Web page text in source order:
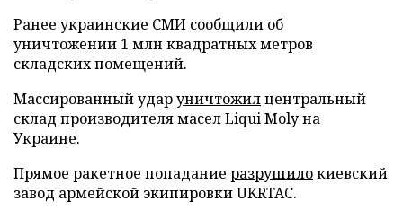
Ранее украинские СМИ сообщили об
уничтожении 1 млн квадратных метров
складских помещений.
Массированный ударуничтожилцентральный
склад производителя масел Liqui Moly на
Украине.
Прямое ракетное попадание разрушилокиевский
завод армейской экипировки UKRTAC.